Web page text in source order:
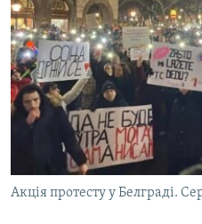
Акція протесту у Белграді.